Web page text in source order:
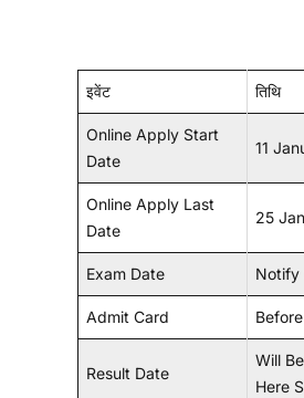
इवेंट तिथि
Online Apply Start
Date
11
Online Apply Last
Date
25
Exam Date Notify
Admit Card
Result Date
Will
Here